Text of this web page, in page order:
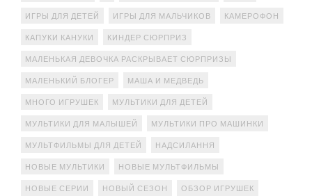
ИГРЫ ДЛЯ ДЕТЕЙ ИГРЫ ДЛЯ МАЛЬЧИКОВ КАМЕРОФОН
КАПУКИ КАНУКИ КИНДЕР СЮРПРИЗ
МАЛЕНЬКАЯ ДЕВОЧКА РАСКРЫВАЕТ СЮРПРИЗЫ
МАЛЕНЬКИЙ БЛОГЕР МАША И МЕДВЕДЬ
МНОГО ИГРУШЕК МУЛЬТИКИ ДЛЯ ДЕТЕЙ
МУЛЬТИКИ ДЛЯ МАЛЫШЕЙ МУЛЬТИКИ ПРО МАШИНКИ
МУЛЬТФИЛЬМЫ ДЛЯ ДЕТЕЙ НАДСИЛАННЯ
НОВЫЕ МУЛЬТИКИ НОВЫЕ МУЛЬТФИЛЬМЫ
НОВЫЕ СЕРИИ НОВЫЙ СЕЗОН ОБЗОР ИГРУШЕК